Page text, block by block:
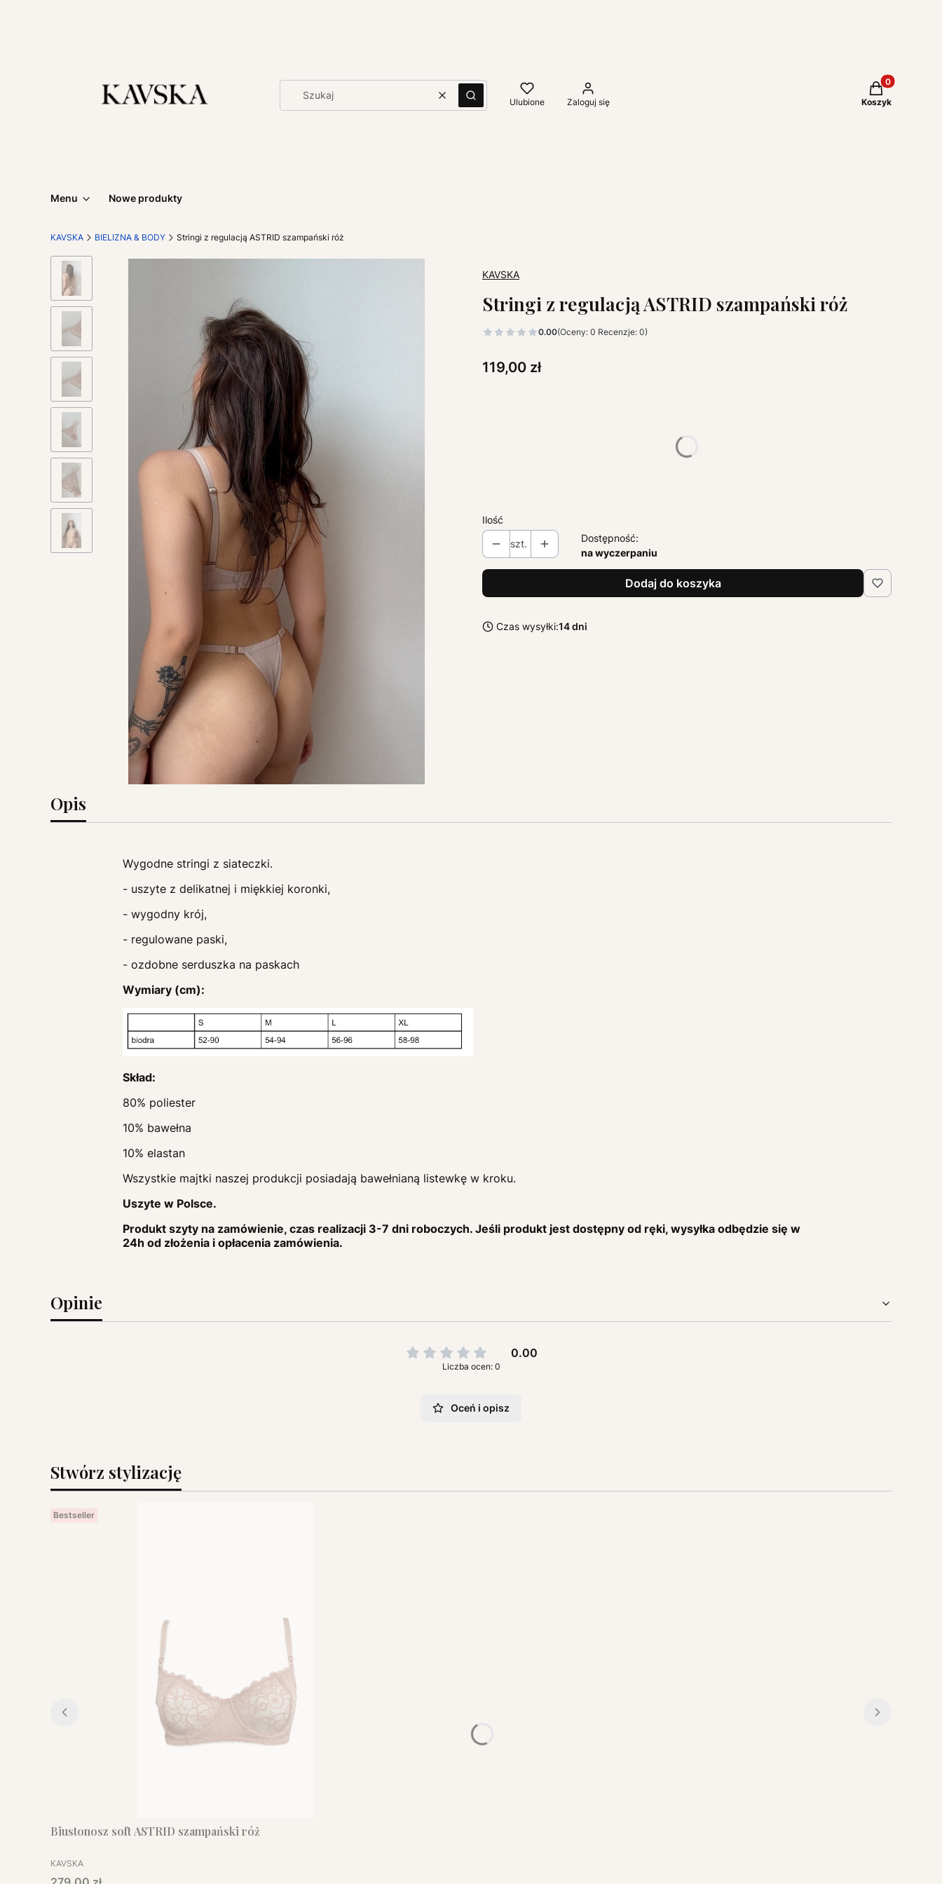
WyczyśćSzukaj Ulubione Zaloguj się
Produkty w
Koszyk
Menu Nowe produkty
KAVSKA BIELIZNA & BODY Stringi z regulacją ASTRID szampański róż
KAVSKA
Stringi z regulacją ASTRID szampański róż
0.00(Oceny: 0 Recenzje: 0)
Cena
119,00 zł
Ilość
szt.
Dostępność:
na wyczerpaniu
Dodaj do koszyka
Czas wysyłki:14 dni
Opis
Wygodne stringi z siateczki.
- uszyte z delikatnej i miękkiej koronki,
- wygodny krój,
- regulowane paski,
- ozdobne serduszka na paskach
Wymiary (cm):
Skład:
80% poliester
10% bawełna
10% elastan
Wszystkie majtki naszej produkcji posiadają bawełnianą listewkę w kroku.
Uszyte w Polsce.
Produkt szyty na zamówienie, czas realizacji 3-7 dni roboczych. Jeśli produkt jest dostępny od ręki, wysyłka odbędzie się w
24h od złożenia i opłacenia zamówienia.
Opinie
0.00
Liczba ocen: 0
Oceń i opisz
Stwórz stylizację
Bestseller
Biustonosz soft ASTRID szampański róż
PRODUCENT
KAVSKA
Cena